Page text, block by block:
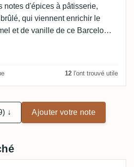
notes d'épices à pâtisserie,
qui viennent enrichir le
et de vanille de ce Barcelo
12 l'ont trouvé utile
↓ Ajouter votre note